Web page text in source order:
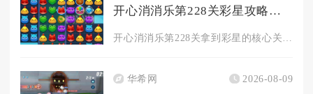
开心消消乐第228关彩星攻略的关键是什么
华希网 2026-08-09